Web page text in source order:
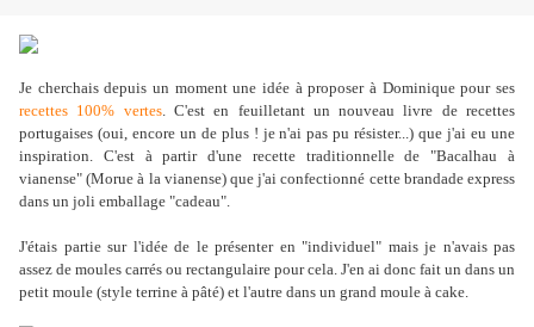
Je cherchais depuis un moment une idée à proposer à Dominique pour ses
recettes 100% vertes. C'est en feuilletant un nouveau livre de recettes
portugaises (oui, encore un de plus ! je n'ai pas pu résister...) que j'ai eu une
inspiration. C'est à partir d'une recette traditionnelle de "Bacalhau à
vianense" (Morue à la vianense) que j'ai confectionné cette brandade express
dans un joli emballage "cadeau".
J'étais partie sur l'idée de le présenter en "individuel" mais je n'avais pas
assez de moules carrés ou rectangulaire pour cela. J'en ai donc fait un dans un
petit moule (style terrine à pâté) et l'autre dans un grand moule à cake.